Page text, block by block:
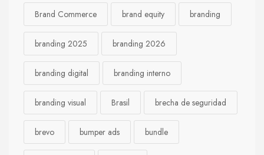
Brand Commerce brand equity branding
branding 2025 branding 2026
branding digital branding interno
branding visual Brasil brecha de seguridad
brevo bumper ads bundle